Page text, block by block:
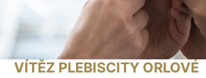
VÍTĚZ PLEBISCITY ORLOVÉ